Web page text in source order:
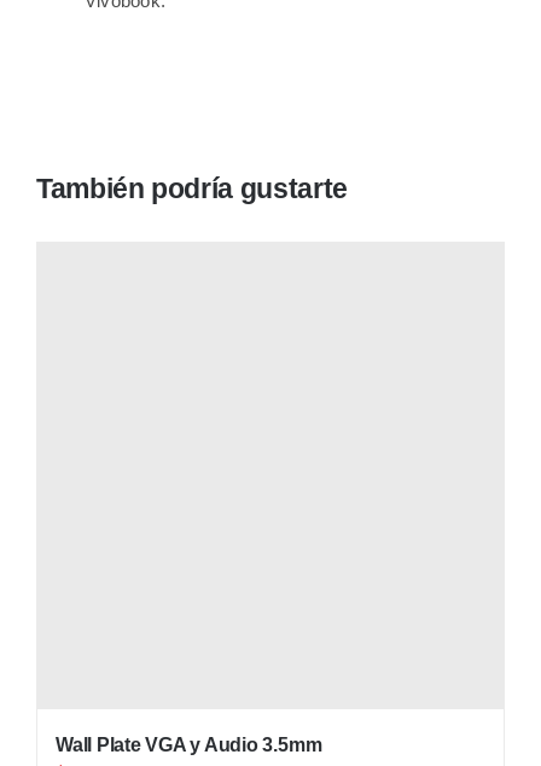
También podría gustarte
Wall Plate VGA y Audio 3.5mm